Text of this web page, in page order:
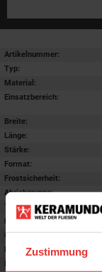
Zustimmung
Artikelnummer:
Typ:
Material:
Einsatzbereich:
Breite:
Länge:
Stärke:
Format:
Frostsicherheit:
Abriebgruppe:
Trittsicherheit barfuß:
Farbton:
Oberfläche:
Rektifiziert:
Rutschhemmwert